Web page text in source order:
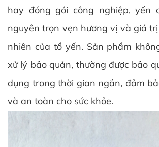
hay đóng gói công nghiệp, yến
nguyên trọn vẹn hương vị và giá
nhiên của tổ yến. Sản phẩm
xử lý bảo quản, thường được bảo
dụng trong thời gian ngắn, đảm
và an toàn cho sức khỏe.